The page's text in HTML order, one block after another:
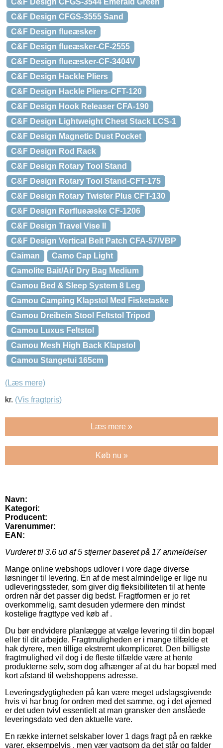
C&F Design CFGS-3544 Emerald Green
C&F Design CFGS-3555 Sand
C&F Design flueæsker
C&F Design flueæsker-CF-2555
C&F Design flueæsker-CF-3404V
C&F Design Hackle Pliers
C&F Design Hackle Pliers-CFT-120
C&F Design Hook Releaser CFA-190
C&F Design Lightweight Chest Stack LCS-1
C&F Design Magnetic Dust Pocket
C&F Design Rod Rack
C&F Design Rotary Tool Stand
C&F Design Rotary Tool Stand-CFT-175
C&F Design Rotary Twister Plus CFT-130
C&F Design Rørflueæske CF-1206
C&F Design Travel Vise II
C&F Design Vertical Belt Patch CFA-57/VBP
Caiman
Camo Cap Light
Camolite Bait/Air Dry Bag Medium
Camou Bed & Sleep System 8 Leg
Camou Camping Klapstol Med Fisketaske
Camou Dreibein Stool Feltstol Tripod
Camou Luxus Feltstol
Camou Mesh High Back Klapstol
Camou Stangetui 165cm
(Læs mere)
kr. (Vis fragtpris)
Læs mere »
Køb nu »
Navn:
Kategori:
Producent:
Varenummer:
EAN:
Vurderet til 3.6 ud af 5 stjerner baseret på 17anmeldelser
Mange online webshops udlover i vore dage diverse
løsninger til levering. En af de mest almindelige er lige nu
udleveringssteder, som giver dig fleksibiliteten til at hente
ordren når det passer dig bedst. Fragtformen er jo ret
overkommelig, samt desuden ydermere den mindst
kostelige fragttype ved køb af .
Du bør endvidere planlægge at vælge levering til din bopæl
eller til dit arbejde. Fragtmuligheden er i mange tilfælde et
hak dyrere, men tillige ekstremt ukompliceret. Den billigste
fragtmulighed vil dog i de fleste tilfælde være at hente
produkterne selv, som dog afhænger af at du har bopæl med
kort afstand til webshoppens adresse.
Leveringsdygtigheden på kan være meget udslagsgivende
hvis vi har brug for ordren med det samme, og i det øjemed
er det uden tvivl essentielt at man gransker den anslåede
leveringsdato ved den aktuelle vare.
En række internet selskaber lover 1 dags fragt på en række
varer, eksempelvis , men vær vagtsom da det står og falder